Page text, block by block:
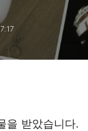
을 받았습니다.